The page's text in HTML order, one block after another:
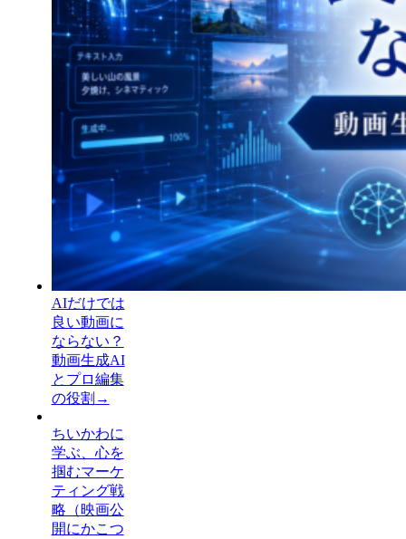
AIだけでは
良い動画に
ならない？
動画生成AI
とプロ編集
の役割 →
ちいかわに
学ぶ、心を
掴むマーケ
ティング戦
略（映画公
開にかこつ